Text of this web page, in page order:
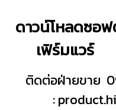
ดาวน์โหลดซอ
เฟิร์มแวร์
ติดต่อฝ่ายขาย
: